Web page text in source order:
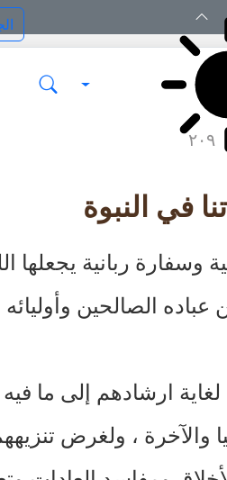
٢٠٩
وسفارة ربانية يجعلها
الصالحين وأوليائه
ارشادهم إلى ما فيه
والآخرة ، ولغرض